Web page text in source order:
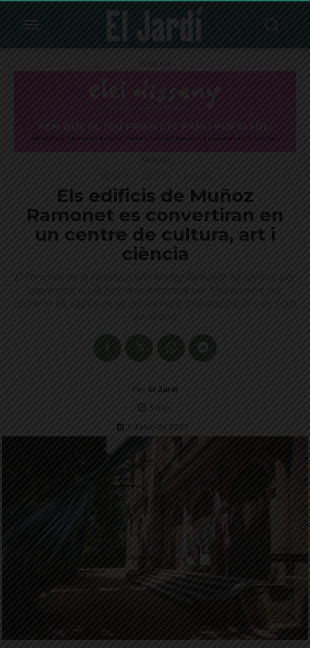
Publicitat
Publicitat
Els edificis de Muñoz
Ramonet es convertiran en
un centre de cultura, art i
ciència
El Patronat de la Fundació Julio Muñoz Ramonet ha aprovat per
unanimitat el pla funcional presentat per l'Ajuntament per
convertir els edificis en un equipament multidisciplinari i de nova
generació
Per El Jardí
3 min.
1 d'abril de 2021